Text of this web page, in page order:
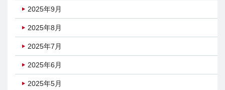
2025年9月
2025年8月
2025年7月
2025年6月
2025年5月